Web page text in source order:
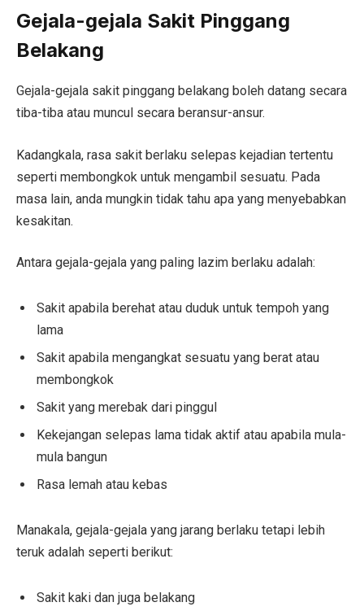
Gejala-gejala Sakit Pinggang
Belakang
Gejala-gejala sakit pinggang belakang boleh datang secara
tiba-tiba atau muncul secara beransur-ansur.
Kadangkala, rasa sakit berlaku selepas kejadian tertentu
seperti membongkok untuk mengambil sesuatu. Pada
masa lain, anda mungkin tidak tahu apa yang menyebabkan
kesakitan.
Antara gejala-gejala yang paling lazim berlaku adalah:
Sakit apabila berehat atau duduk untuk tempoh yang
lama
Sakit apabila mengangkat sesuatu yang berat atau
membongkok
Sakit yang merebak dari pinggul
Kekejangan selepas lama tidak aktif atau apabila mula-
mula bangun
Rasa lemah atau kebas
Manakala, gejala-gejala yang jarang berlaku tetapi lebih
teruk adalah seperti berikut:
Sakit kaki dan juga belakang